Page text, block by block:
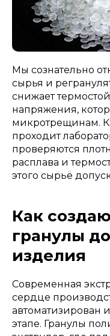
Мы сознательно
сырья и
снижает
напряжения,
микротрещинам.
проходит
проверяются
расплава и
этого сырьё
Как
гранулы
изделия
Современная
сердце
автоматизирован
этапе. Гранулы